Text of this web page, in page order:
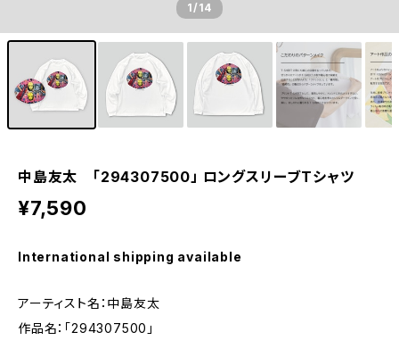
1/14
中島友太 「294307500」 ロングスリーブTシャツ
¥7,590
International shipping available
アーティスト名：中島友太
作品名：「294307500」